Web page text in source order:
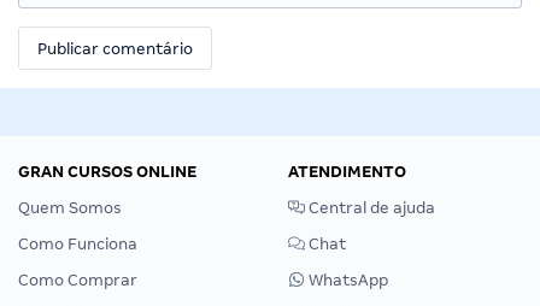
GRAN CURSOS ONLINE
Quem Somos
Como Funciona
Como Comprar
ATENDIMENTO
Central de ajuda
Chat
WhatsApp